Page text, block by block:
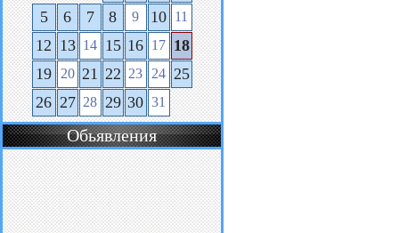
5
6 7 8 9 10 11
12 13 14 15 16 17 18
19
20 21 22 23 24 25
26 27 28 29 30 31
Обьявления